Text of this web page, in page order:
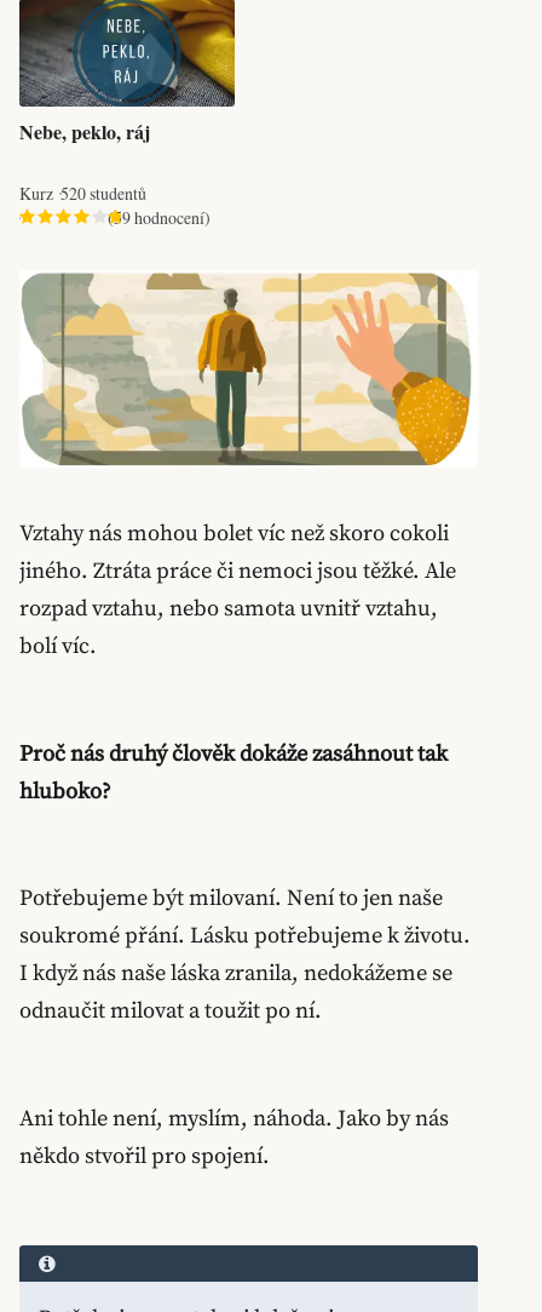
Nebe, peklo, ráj
Kurz 520 studentů
(59 hodnocení)
Vztahy nás mohou bolet víc než skoro cokoli
jiného. Ztráta práce či nemoci jsou těžké. Ale
rozpad vztahu, nebo samota uvnitř vztahu,
bolí víc.
Proč nás druhý člověk dokáže zasáhnout tak
hluboko?
Potřebujeme být milovaní. Není to jen naše
soukromé přání. Lásku potřebujeme k životu.
I když nás naše láska zranila, nedokážeme se
odnaučit milovat a toužit po ní.
Ani tohle není, myslím, náhoda. Jako by nás
někdo stvořil pro spojení.